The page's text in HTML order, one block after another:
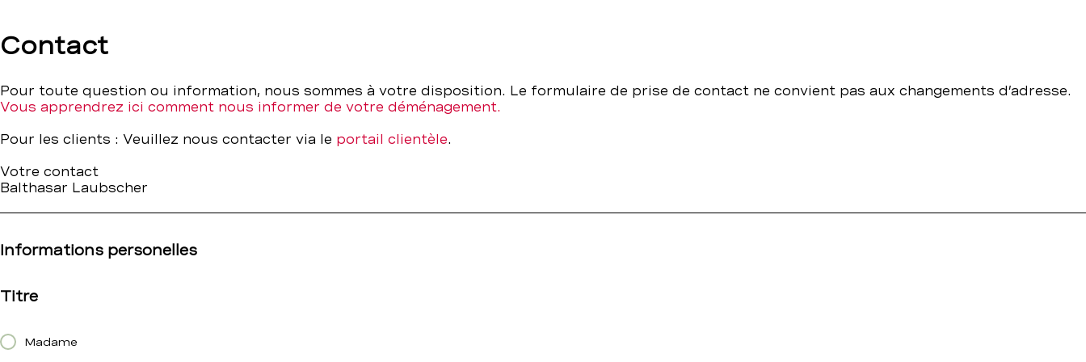
Contact
–
BCBE
Contact
Pour toute question ou information, nous sommes à votre disposition. Le formulaire de prise de contact ne convient pas aux changements d’adresse.
Vous apprendrez ici comment nous informer de votre déménagement.
Pour les clients : Veuillez nous contacter via le portail clientèle.
Votre contact
Balthasar Laubscher
Informations personelles
Titre
Madame